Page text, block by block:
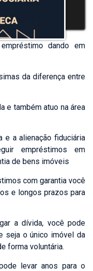
dando em
da diferença entre
e também atuo na área
e a alienação fiduciária
empréstimos em
de bens imóveis
com garantia você
e longos prazos para
a dívida, você pode
seja o único imóvel da
forma voluntária.
levar anos para o